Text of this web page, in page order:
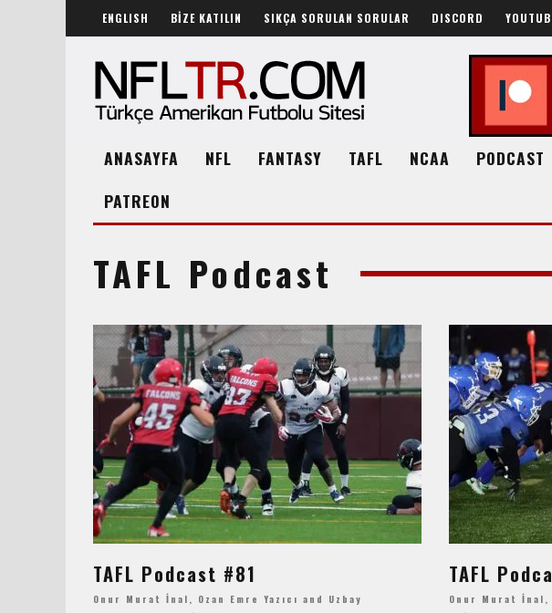
ENGLISH BİZE KATILIN SIKÇA SORULAN SORULAR DISCORD
ANASAYFA NFL FANTASY TAFL NCAA PODCAST
PATREON
TAFL Podcast
TAFL Podcast #81
Onur Murat İnal , Ozan Emre Yazıcı and Uzbay
TAFL
Onur Murat İnal ,